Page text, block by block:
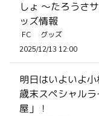
しょ ～たろうさ
ッズ情報
FC
グッズ
2025/12/13 12:00
明日はいよいよ
歳末スペシャル
屋」！